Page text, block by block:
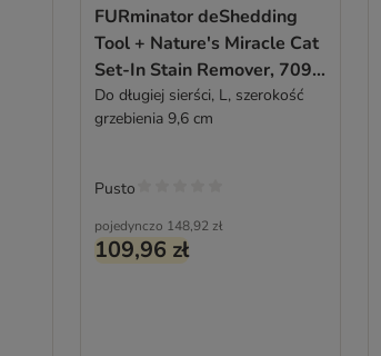
FURminator deShedding
Tool + Nature's Miracle Cat
Set-In Stain Remover, 709
ml gratis!
Do długiej sierści, L, szerokość
grzebienia 9,6 cm
pojedynczo 148,92 zł
109,96 zł
Pusto